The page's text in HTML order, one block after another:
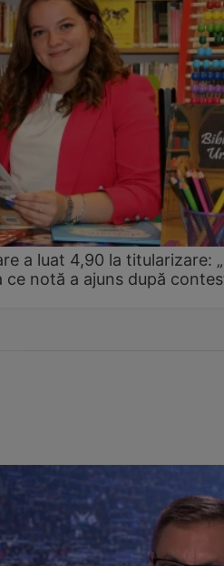
a luat 4,90 la titularizare:
ce notă a ajuns după